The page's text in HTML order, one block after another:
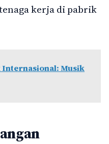
kerja di pabrik
Musik